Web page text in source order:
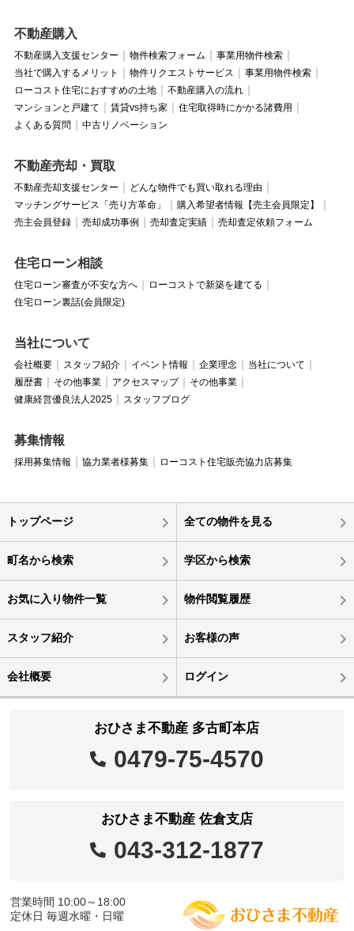
不動産購入
不動産購入支援センター 物件検索フォーム
事業用物件検索
当社で購入するメリット
物件リクエストサービス
事業用物件検索
ローコスト住宅におすすめの土地
不動産購入の流れ
マンションと戸建て
賃貸vs持ち家
住宅取得時にかかる諸費用
よくある質問
中古リノベーション
不動産売却・買取
不動産売却支援センター
どんな物件でも買い取れる理由
マッチングサービス「売り方革命」
購入希望者情報【売主会員限定】
売主会員登録
売却成功事例 売却査定実績 売却査定依頼フォーム
住宅ローン相談
住宅ローン審査が不安な方へ
ローコストで新築を建てる
住宅ローン裏話(会員限定)
当社について
会社概要 スタッフ紹介 イベント情報 企業理念
当社について
履歴書
その他事業 アクセスマップ
その他事業
健康経営優良法人2025
スタッフブログ
募集情報
採用募集情報 協力業者様募集 ローコスト住宅販売協力店募集
トップページ 全ての物件を見る
町名から検索 学区から検索
お気に入り物件一覧 物件閲覧履歴
スタッフ紹介 お客様の声
会社概要 ログイン
おひさま不動産 多古町本店
0479-75-4570
おひさま不動産 佐倉支店
043-312-1877
営業時間 10:00～18:00
定休日 毎週水曜・日曜